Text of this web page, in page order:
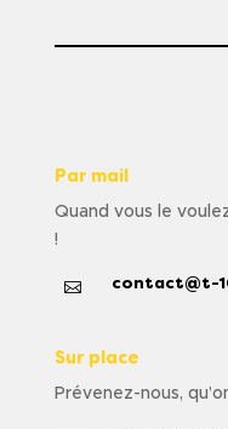
Par mail
Quand vous le
!
 contact@t-
Sur place
Prévenez-nous,